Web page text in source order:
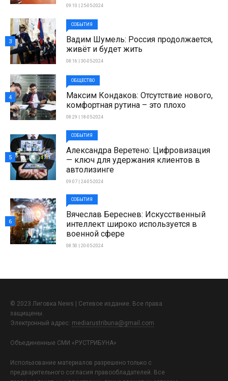
09:10 | 25-05-2024
СОБЫТИЯ
Вадим Шумель: Россия продолжается,
живёт и будет жить
08:16 | 30-05-2024
3
ОБЩЕСТВО
Максим Кондаков: Отсутствие нового,
комфортная рутина – это плохо
08:29 | 18-05-2024
4
СОБЫТИЯ
Александра Веретено: Цифровизация
— ключ для удержания клиентов в
автолизинге
09:07 | 24-05-2024
5
СОБЫТИЯ
Вячеслав Береснев: Искусственный
интеллект широко используется в
военной сфере
08:50 | 20-05-2024
6
© 2023 Лиговка News | Сетевое издание. Все права
защищены.
Электронный адрес: mediarustribuna@gmail.com
Объединенные СМИ «РУСТРИБУНА»
Использование материалов разрешено только с
предварительного согласия правообладателей. Все